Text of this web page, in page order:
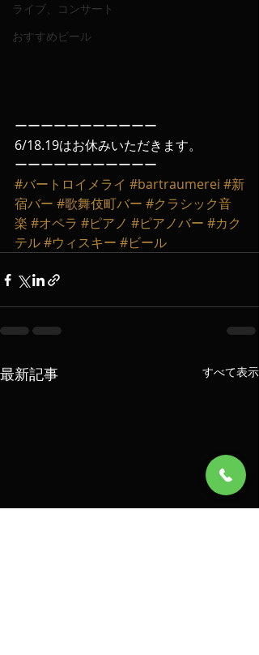
ライブ、コンサート
おすすめビール
ーーーーーーーーーーー
6/18.19はお休みいただきます。
ーーーーーーーーーーー
#バートロイメライ #bartraumerei #新
宿バー #歌舞伎町バー #クラシック音
楽 #オペラ #ピアノ #ピアノバー #カク
テル#ウィスキー #ビール
最新記事 すべて表示